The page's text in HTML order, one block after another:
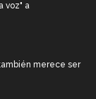
voz" a
merece ser